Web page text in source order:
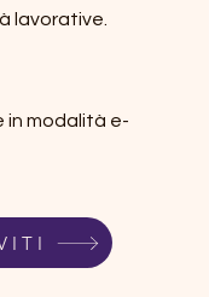
lavorative.
in modalità e-